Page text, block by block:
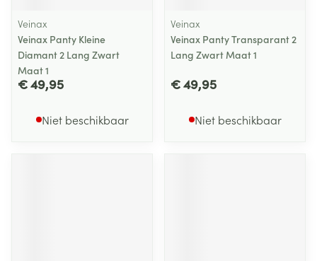
Veinax
Veinax Panty Kleine
Diamant 2 Lang Zwart
Maat 1
€ 49,95
Niet beschikbaar
Veinax
Veinax Panty Transparant 2
Lang Zwart Maat 1
€ 49,95
Niet beschikbaar